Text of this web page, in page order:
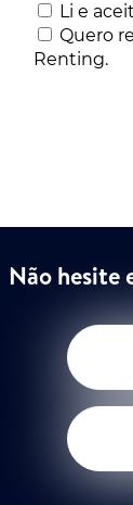
Li e
Quero
Renting.
Não hesite